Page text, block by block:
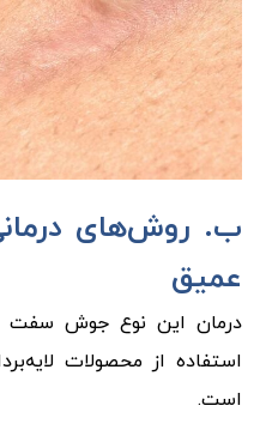
ب. روش‌های
عمیق
درمان این نوع جوش سفت
استفاده از محصولات
است.